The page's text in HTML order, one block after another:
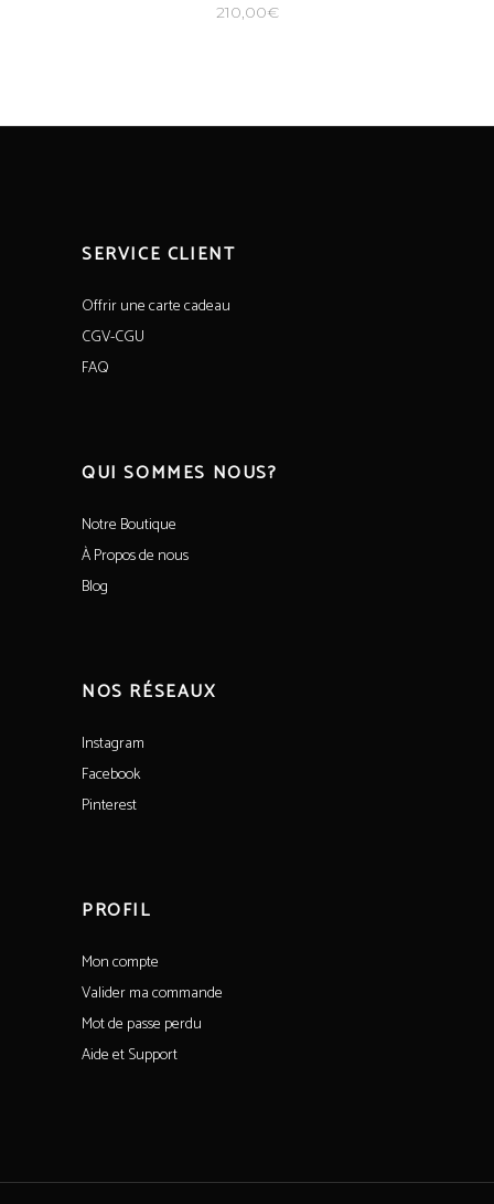
210,00€
SERVICE CLIENT
Offrir une carte cadeau
CGV-CGU
FAQ
QUI SOMMES NOUS?
Notre Boutique
À Propos de nous
Blog
NOS RÉSEAUX
Instagram
Facebook
Pinterest
PROFIL
Mon compte
Valider ma commande
Mot de passe perdu
Aide et Support